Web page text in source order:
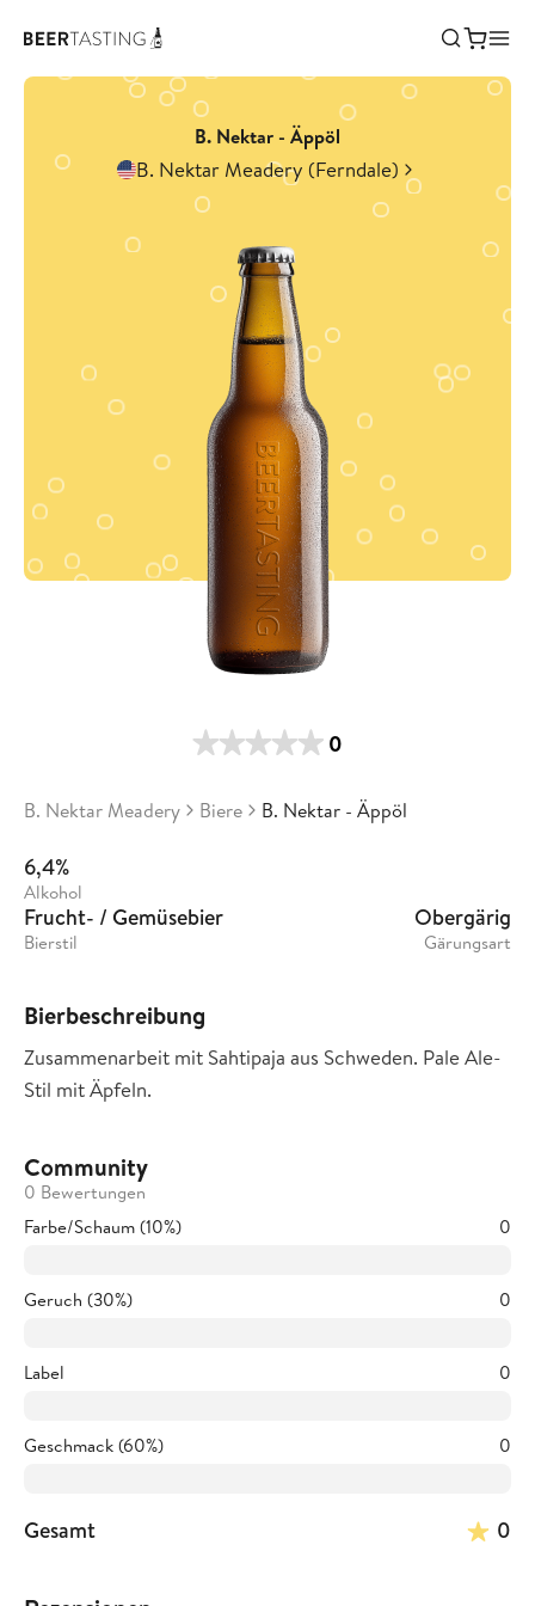
B. Nektar - Äppöl
B. Nektar Meadery (Ferndale)
0
B. Nektar Meadery Biere B. Nektar - Äppöl
6,4%
Alkohol
Frucht- / Gemüsebier
Bierstil
Obergärig
Gärungsart
Bierbeschreibung
Zusammenarbeit mit Sahtipaja aus Schweden. Pale Ale-
Stil mit Äpfeln.
Community
0 Bewertungen
Farbe/Schaum (10%)
0
Geruch (30%) 0
Label 0
Geschmack (60%) 0
Gesamt 0